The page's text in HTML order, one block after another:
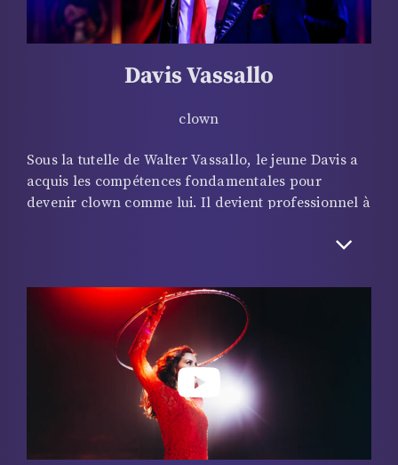
Davis Vassallo
clown
Sous la tutelle de Walter Vassallo, le jeune Davis a
acquis les compétences fondamentales pour
devenir clown comme lui. Il devient professionnel à
dans le monde entier. Le duo fait un carton ! Avec
pie et cravaté de rouge, il s’improvise fildefériste…
au sol et fait mine d’avoir peur de tomber pour
mieux déclencher les rires des enfants… mais pas
que ! Il grimpe enfin à l’échelle pour exécuter son
numéro, mais patatras… « Être clown est un
privilège, un rêve. » Et pour nous un bonheur !